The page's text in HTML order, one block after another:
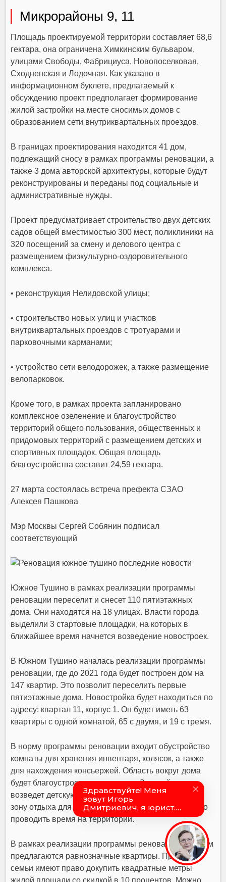
Микрорайоны 9, 11
Площадь проектируемой территории составляет 68,6
гектара, она ограничена Химкинским бульваром,
улицами Свободы, Фабрициуса, Новопоселковая,
Сходненская и Лодочная. Как указано в
информационном буклете, предлагаемый к
обсуждению проект предполагает формирование
жилой застройки на месте сносимых домов с
образованием сети внутриквартальных проездов.
В границах проектирования находится 41 дом,
подлежащий сносу в рамках программы реновации, а
также 3 дома авторской архитектуры, которые будут
реконструированы и переданы под социальные и
административные нужды.
Проект предусматривает строительство двух детских
садов общей вместимостью 300 мест, поликлиники на
320 посещений за смену и делового центра с
размещением физкультурно-оздоровительного
комплекса.
• реконструкция Нелидовской улицы;
• строительство новых улиц и участков
внутриквартальных проездов с тротуарами и
парковочными карманами;
• устройство сети велодорожек, а также размещение
велопарковок.
Кроме того, в рамках проекта запланировано
комплексное озеленение и благоустройство
территорий общего пользования, общественных и
придомовых территорий с размещением детских и
спортивных площадок. Общая площадь
благоустройства составит 24,59 гектара.
27 марта состоялась встреча префекта СЗАО
Алексея Пашкова
Мэр Москвы Сергей Собянин подписал
соответствующий
Южное Тушино в рамках реализации программы
реновации переселит и снесет 110 пятиэтажных
дома. Они находятся на 18 улицах. Власти города
выделили 3 стартовые площадки, на которых в
ближайшее время начнется возведение новостроек.
В Южном Тушино началась реализации программы
реновации, где до 2021 года будет построен дом на
147 квартир. Это позволит переселить первые
пятиэтажные дома. Новостройка будет находиться по
адресу: квартал 11, корпус 1. Он будет иметь 63
квартиры с одной комнатой, 65 с двумя, и 19 с тремя.
В норму программы реновации входит обустройство
комнаты для хранения инвентаря, колясок, а также
для нахождения консьержей. Область вокруг дома
будет благоустроена и озеленена. Застройщик
возведет детскую и спортивную площадку, а также
зону отдыха для взрослых. Это позволит комфортно
проводить время на территории.
В рамках реализации программы реновации жителям
предлагаются равнозначные квартиры. При этом,
семьи имеют право докупить квадратные метры
жилой площади со скидкой в 10 процентов. Можно